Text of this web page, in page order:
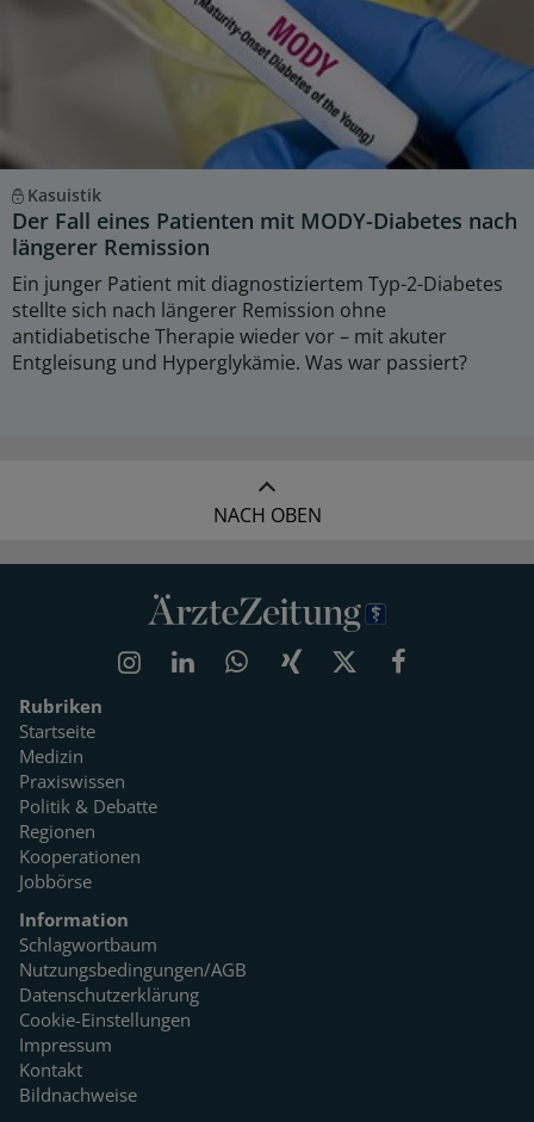
Kasuistik
Der Fall eines Patienten mit MODY-Diabetes nach
längerer Remission
Ein junger Patient mit diagnostiziertem Typ-2-Diabetes
stellte sich nach längerer Remission ohne
antidiabetische Therapie wieder vor – mit akuter
Entgleisung und Hyperglykämie. Was war passiert?
NACH OBEN
Rubriken
Startseite
Medizin
Praxiswissen
Politik & Debatte
Regionen
Kooperationen
Jobbörse
Information
Schlagwortbaum
Nutzungsbedingungen/AGB
Datenschutzerklärung
Cookie-Einstellungen
Impressum
Kontakt
Bildnachweise